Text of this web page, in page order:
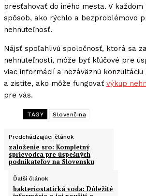
presťahovať do iného mesta. V
spôsob, ako rýchlo a bezproblémovo
nehnuteľnosť.
Nájsť spoľahlivú spoločnosť, ktorá sa
nehnuteľností, môže byť kľúčové pre
viac informácií a nezáväznú
a zistite, ako môže fungovať výkup
pre vás.
TAGY Slovenčina
Predchádzajúci článok
založenie sro: Kompletný
sprievodca pre úspešných
podnikateľov na Slovensku
Ďalší článok
bakteriostatická voda: Dôležité